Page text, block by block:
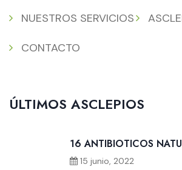
NUESTROS SERVICIOS
CONTACTO
ÚLTIMOS ASCLEPIOS
16 ANTIBIOTICOS
15 junio, 2022